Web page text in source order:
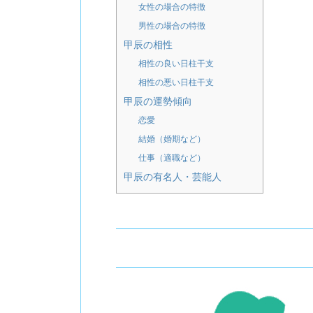
女性の場合の特徴
男性の場合の特徴
甲辰の相性
相性の良い日柱干支
相性の悪い日柱干支
甲辰の運勢傾向
恋愛
結婚（婚期など）
仕事（適職など）
甲辰の有名人・芸能人